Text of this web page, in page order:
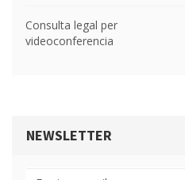
Consulta legal per
videoconferencia
NEWSLETTER